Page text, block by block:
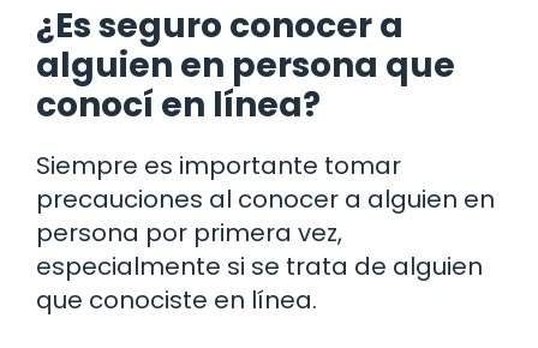
¿Es seguro conocer a
alguien en persona que
conocí en línea?
Siempre es importante tomar
precauciones al conocer a alguien en
persona por primera vez,
especialmente si se trata de alguien
que conociste en línea.